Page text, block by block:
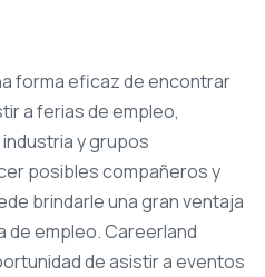
forma eficaz de encontrar
a ferias de empleo,
y grupos
posibles compañeros y
brindarle una gran ventaja
de empleo. Careerland
de asistir a eventos